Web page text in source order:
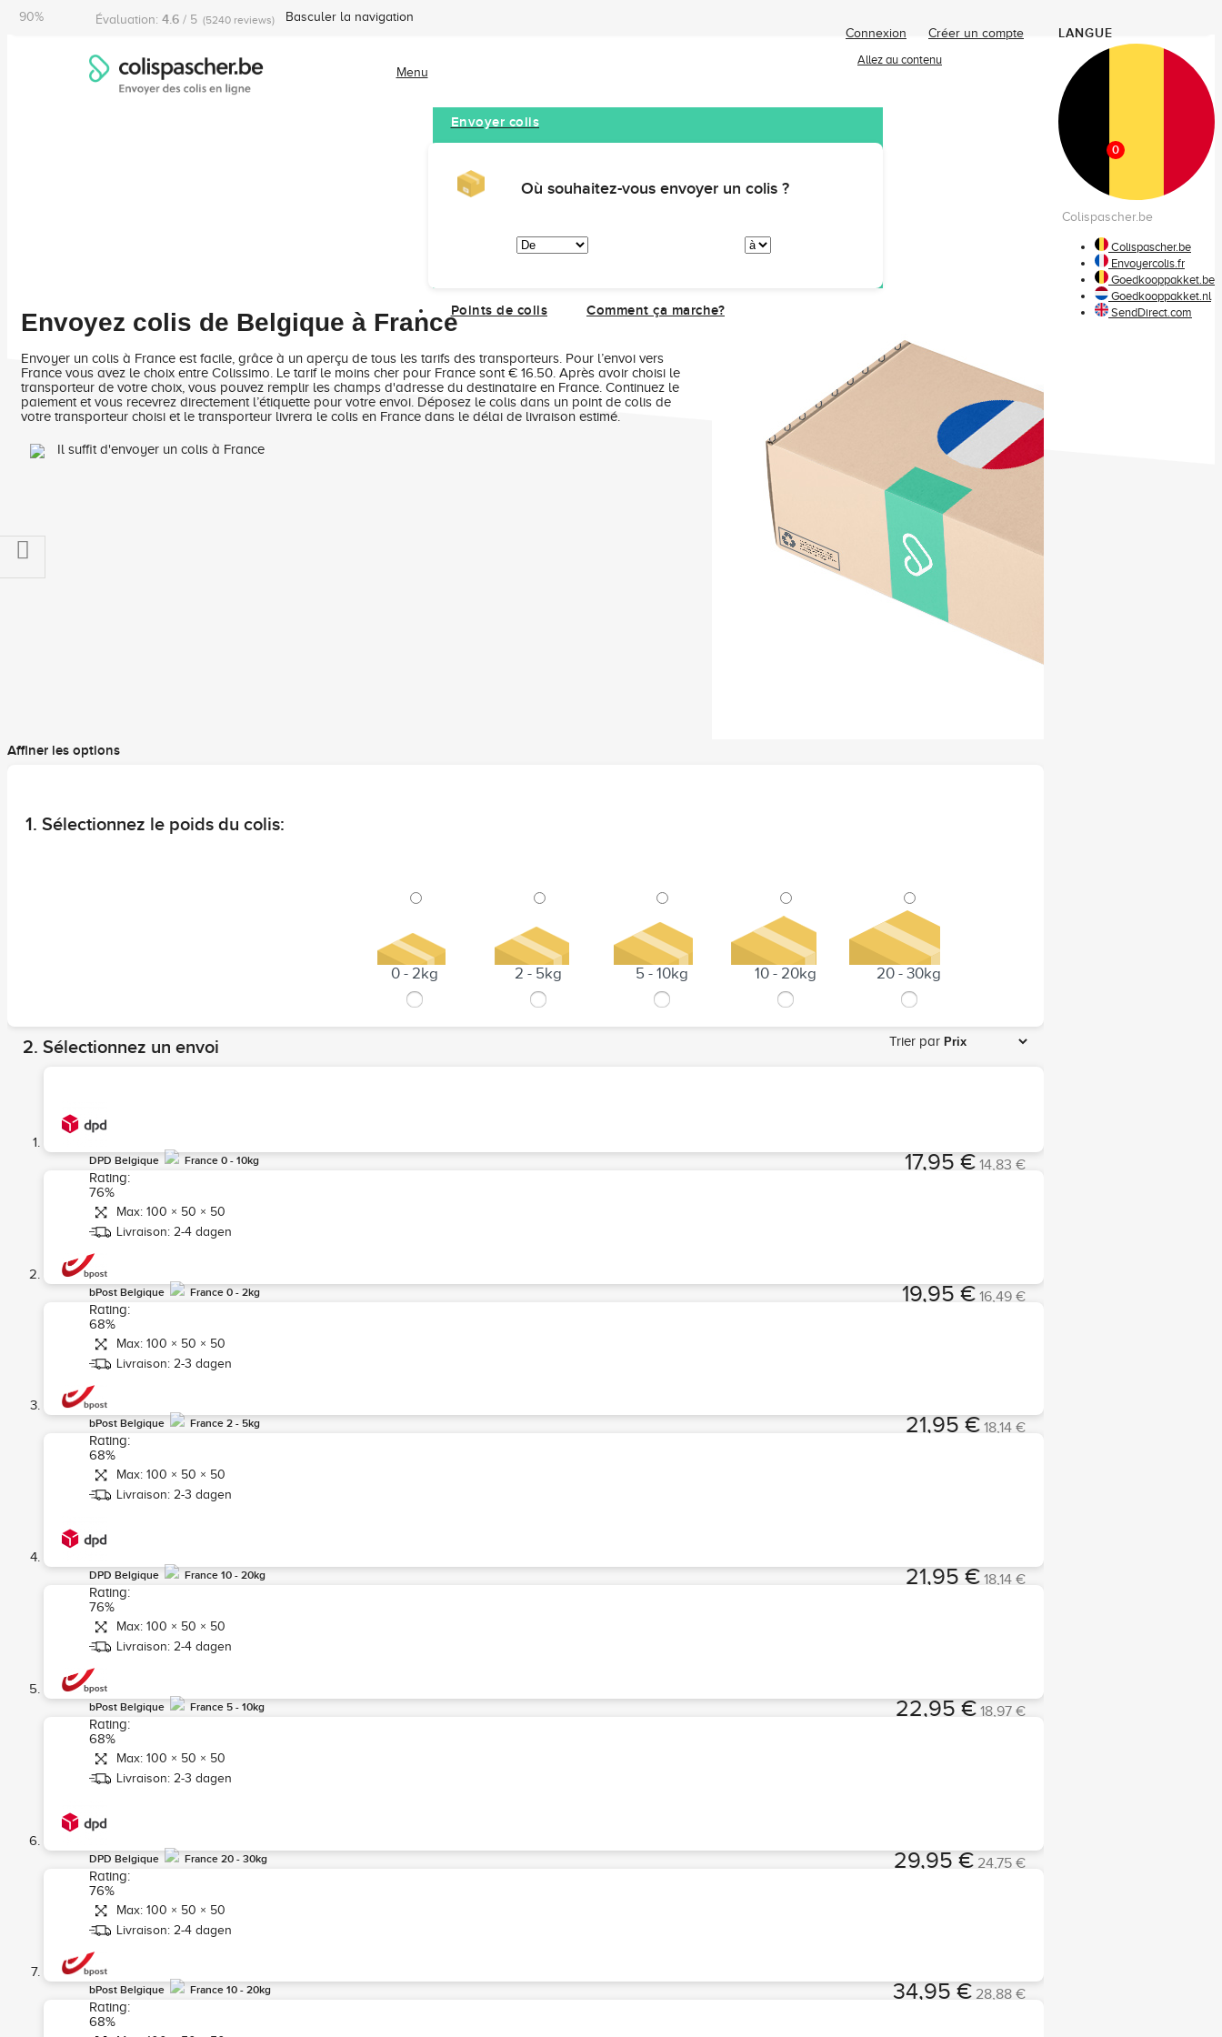
90% Évaluation:4.6 / 5 (5240 reviews)
Connexion Créer un compte
Basculer la navigation
LANGUE
Colispascher.be
Colispascher.be
Envoyercolis.fr
Goedkooppakket.be
Goedkooppakket.nl
SendDirect.com
Menu
Envoyer colis
Où souhaitez-vous envoyer un colis ?
Points de colis Comment ça marche?
Allez au contenu
0
France
France
Envoyez colis de Belgique à France
Envoyer un colis à France est facile, grâce à un aperçu de tous les tarifs des transporteurs. Pour l’envoi vers
France vous avez le choix entre Colissimo Le tarif le moins cher pour France sont € 16.50 Après avoir choisi le
transporteur de votre choix, vous pouvez remplir les champs d'adresse du destinataire en France. Continuez le
paiement et vous recevrez directement l’étiquette pour votre envoi. Déposez le colis dans un point de colis de
votre transporteur choisi et le transporteur livrera le colis en France dans le délai de livraison estimé.
Il suffit d'envoyer un colis à France
Filtrer
Affiner les options
Sélectionnez le poids du colis:
0 - 2kg 2 - 5kg 5 - 10kg 10 - 20kg 20 - 30kg
Trier par
Sélectionnez un envoi
DPD Belgique France 0 - 10kg
Rating:
76%
Max: 100 × 50 × 50
Livraison: 2-4 dagen
17,95 € 14,83 €
bPost Belgique France 0 - 2kg
Rating:
68%
Max: 100 × 50 × 50
Livraison: 2-3 dagen
19,95 € 16,49 €
bPost Belgique France 2 - 5kg
Rating:
68%
Max: 100 × 50 × 50
Livraison: 2-3 dagen
21,95 € 18,14 €
DPD Belgique France 10 - 20kg
Rating:
76%
Max: 100 × 50 × 50
Livraison: 2-4 dagen
21,95 € 18,14 €
bPost Belgique France 5 - 10kg
Rating:
68%
Max: 100 × 50 × 50
Livraison: 2-3 dagen
22,95 € 18,97 €
DPD Belgique France 20 - 30kg
Rating:
76%
Max: 100 × 50 × 50
Livraison: 2-4 dagen
29,95 € 24,75 €
bPost Belgique France 10 - 20kg
Rating:
68%
34,95 € 28,88 €